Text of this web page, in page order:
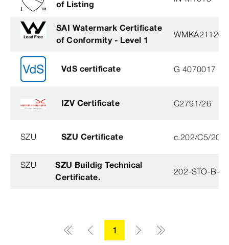
of Listing
SAI Watermark Certificate
of Conformity - Level 1
WMKA21120
VdS certificate G 4070017
IZV Certificate C2791/26
SZU SZU Certificate c.202/C5/
SZU
SZU Buildig Technical
Certificate.
202-STO-B-
1